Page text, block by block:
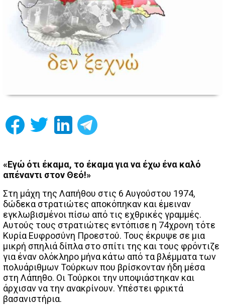
«Εγώ ότι έκαμα, το έκαμα για να έχω ένα καλό
απέναντι στον Θεό!»
Στη μάχη της Λαπήθου στις 6 Αυγούστου 1974,
δώδεκα στρατιώτες αποκόπηκαν και έμειναν
εγκλωβισμένοι πίσω από τις εχθρικές γραμμές.
Αυτούς τους στρατιώτες εντόπισε η 74χρονη τότε
Κυρία Ευφροσύνη Προεστού. Τους έκρυψε σε μια
μικρή σπηλιά δίπλα στο σπίτι της και τους φρόντιζε
για έναν ολόκληρο μήνα κάτω από τα βλέμματα των
πολυάριθμων Τούρκων που βρίσκονταν ήδη μέσα
στη Λάπηθο. Οι Τούρκοι την υποψιάστηκαν και
άρχισαν να την ανακρίνουν. Υπέστει φρικτά
βασανιστήρια.